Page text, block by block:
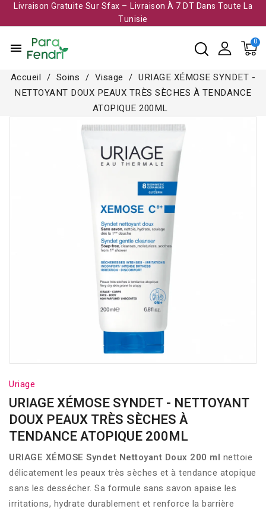
Livraison Gratuite Sur Sfax – Livraison À 7 DT Dans Toute La
Tunisie​
menu
Accueil Soins Visage
URIAGE XÉMOSE SYNDET -
NETTOYANT DOUX PEAUX TRÈS SÈCHES À TENDANCE
ATOPIQUE 200ML
Uriage
URIAGE XÉMOSE SYNDET - NETTOYANT
DOUX PEAUX TRÈS SÈCHES À
TENDANCE ATOPIQUE 200ML
URIAGE XÉMOSE Syndet Nettoyant Doux 200 ml nettoie
délicatement les peaux très sèches et à tendance atopique
sans les dessécher. Sa formule sans savon apaise les
irritations, hydrate durablement et renforce la barrière